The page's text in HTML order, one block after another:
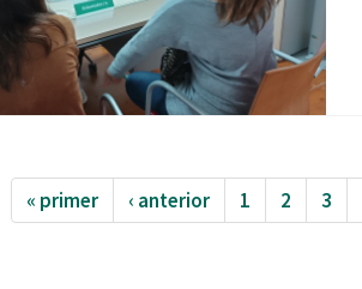
« primer ‹ anterior 1 2 3